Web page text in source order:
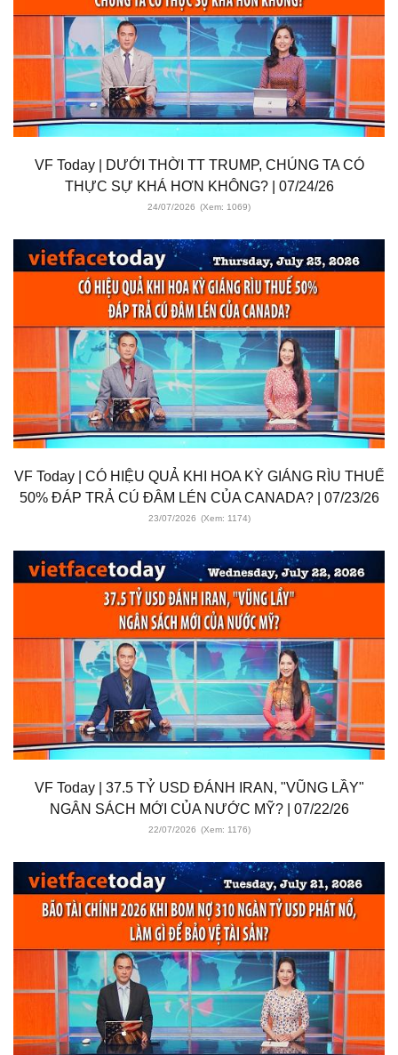
VF Today | DƯỚI THỜI TT TRUMP, CHÚNG TA CÓ
THỰC SỰ KHÁ HƠN KHÔNG? | 07/24/26
24/07/2026 (Xem: 1069)
VF Today | CÓ HIỆU QUẢ KHI HOA KỲ GIÁNG RÌU THUẾ
50% ĐÁP TRẢ CÚ ĐÂM LÉN CỦA CANADA? | 07/23/26
23/07/2026 (Xem: 1174)
VF Today | 37.5 TỶ USD ĐÁNH IRAN, "VŨNG LẦY"
NGÂN SÁCH MỚI CỦA NƯỚC MỸ? | 07/22/26
22/07/2026 (Xem: 1176)